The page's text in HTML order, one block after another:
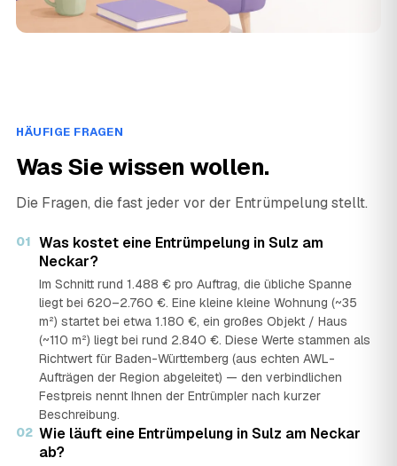
HÄUFIGE FRAGEN
Was Sie wissen wollen.
Die Fragen, die fast jeder vor der Entrümpelung stellt.
01 Was kostet eine Entrümpelung in Sulz am
Neckar?
Im Schnitt rund 1.488 € pro Auftrag, die übliche Spanne
liegt bei 620–2.760 €. Eine kleine kleine Wohnung (~35
m²) startet bei etwa 1.180 €, ein großes Objekt / Haus
(~110 m²) liegt bei rund 2.840 €. Diese Werte stammen als
Richtwert für Baden-Württemberg (aus echten AWL-
Aufträgen der Region abgeleitet) — den verbindlichen
Festpreis nennt Ihnen der Entrümpler nach kurzer
Beschreibung.
02 Wie läuft eine Entrümpelung in Sulz am Neckar
ab?